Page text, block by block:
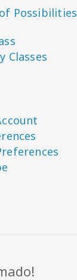
Possibilities
Classes